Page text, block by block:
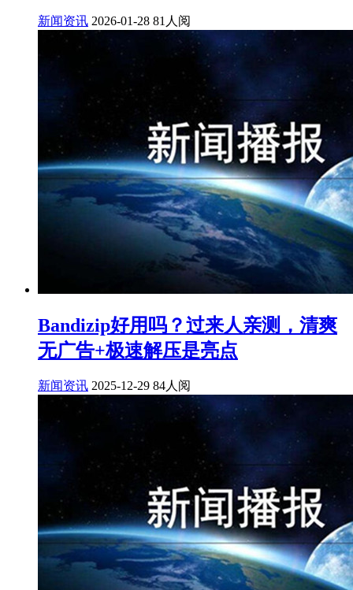
新闻资讯 2026-01-28 81人阅
Bandizip好用吗？过来人亲测，清爽
无广告+极速解压是亮点
新闻资讯 2025-12-29 84人阅